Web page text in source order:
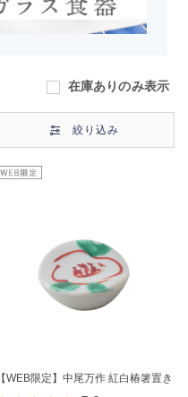
在庫ありのみ表示
絞り込み
【WEB限定】中尾万作 紅白椿箸置き